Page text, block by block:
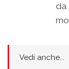
da
Vedi anche...